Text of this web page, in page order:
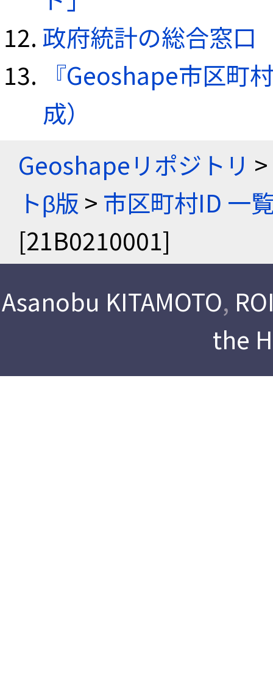
政府統計の総合窓口
『Geoshape市区町
成）
Geoshapeリポジトリ >
トβ版 > 市区町村ID 一
[21B0210001]
Asanobu KITAMOTO,
the